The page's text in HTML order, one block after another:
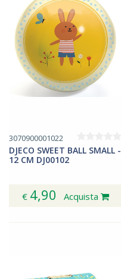
3070900001022
DJECO SWEET BALL SMALL -
12 CM DJ00102
€ 4,90 Acquista